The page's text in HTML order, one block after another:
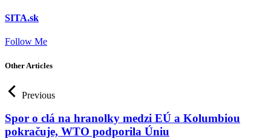
SITA.sk
Follow Me
Other Articles
Previous
Spor o clá na hranolky medzi EÚ a Kolumbiou
pokračuje, WTO podporila Úniu